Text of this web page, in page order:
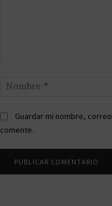
Guardar mi nombre,
comente.